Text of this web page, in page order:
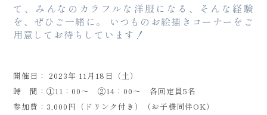
て、みんなのカラフルな洋服になる、そんな経験
を、ぜひご一緒に。 いつものお絵描きコーナーをご
用意してお待ちしています！
開催日： 2023年 11月18日（土）
時 間：①11：00～ ②14：00～ 各回定員5名
参加費：3,000円（ドリンク付き）（お子様同伴OK）